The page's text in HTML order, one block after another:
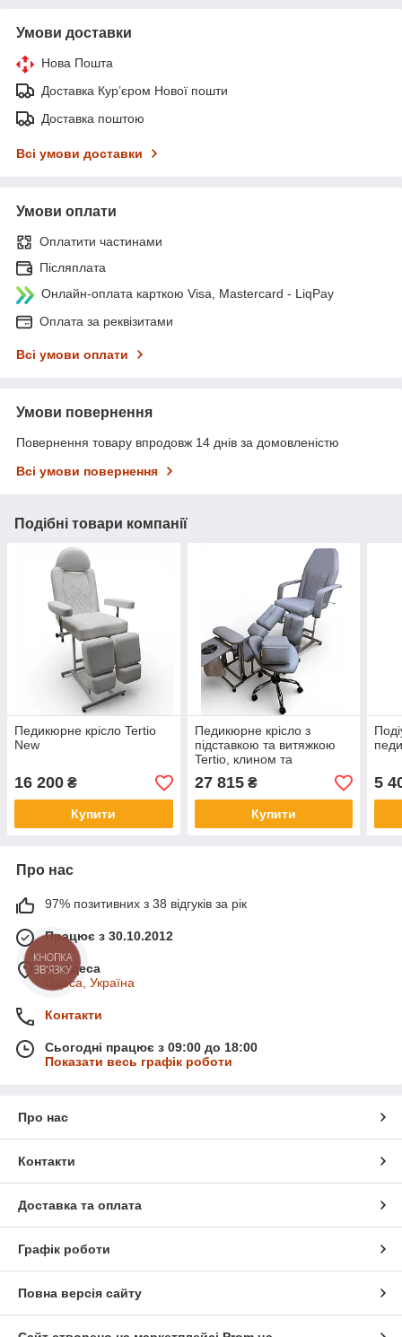
Умови доставки
Нова Пошта
Доставка Курʼєром Нової пошти
Доставка поштою
Всі умови доставки
Умови оплати
Оплатити частинами
Післяплата
Онлайн-оплата карткою Visa, Mastercard - LiqPay
Оплата за реквізитами
Всі умови оплати
Умови повернення
Повернення товару впродовж 14 днів за домовленістю
Всі умови повернення
Подібні товари компанії
Педикюрне крісло Tertio
New
16 200 ₴
Купити
Педикюрне крісло з
підставкою та витяжкою
Tertio, клином та
27 815₴
Купити
5
Про нас
97% позитивних з 38 відгуків за рік
Працює з 30.10.2012
м. Одеса
Одеса, Україна
Контакти
Сьогодні працює з 09:00 до 18:00
Показати весь графік роботи
Про нас
Контакти
Доставка та оплата
Графік роботи
Повна версія сайту
КНОПКА
ЗВ'ЯЗКУ